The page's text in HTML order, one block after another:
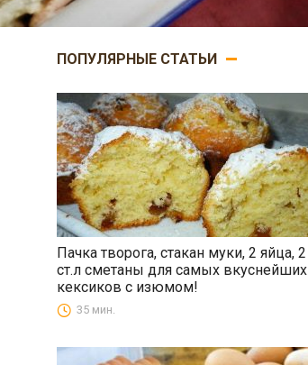
ПОПУЛЯРНЫЕ СТАТЬИ
Выпечка
Пачка творога, стакан муки, 2 яйца, 2
ст.л сметаны для самых вкуснейших
кексиков с изюмом!
35 мин.